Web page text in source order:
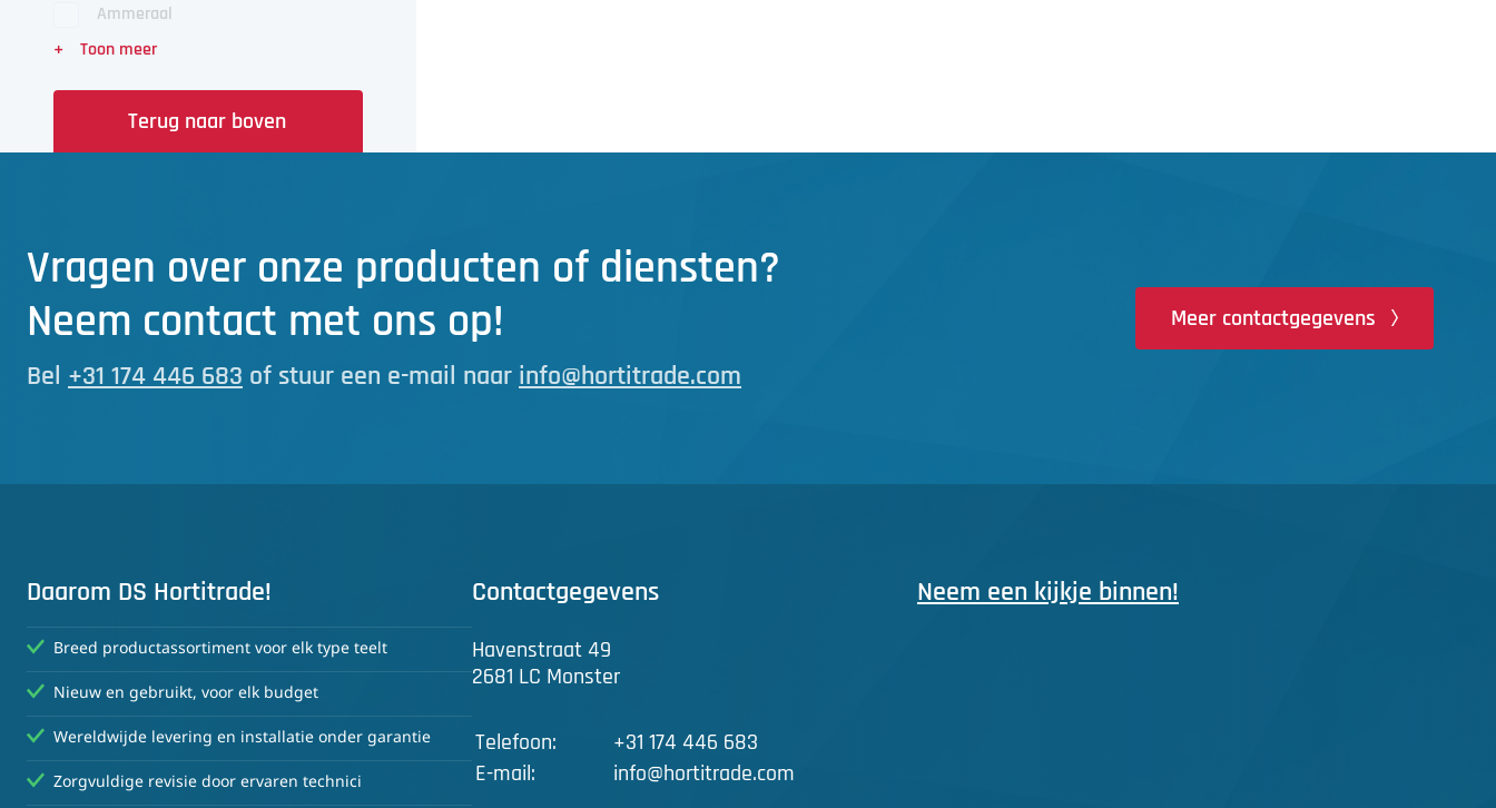
Ammeraal
Terug naar boven
Vragen over onze producten of diensten?
Neem contact met ons op!
Bel +31 174 446 683 of stuur een e-mail naar info@hortitrade.com
Meer contactgegevens
Daarom DS Hortitrade!
Breed productassortiment voor elk type teelt
Nieuw en gebruikt, voor elk budget
Wereldwijde levering en installatie onder garantie
Zorgvuldige revisie door ervaren technici
Contactgegevens
Havenstraat 49
2681 LC Monster
Telefoon:
+31 174 446 683
E-mail:
info@hortitrade.com
Neem een kijkje binnen!